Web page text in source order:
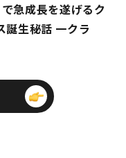
急成長を遂げるク
誕生秘話 一クラ